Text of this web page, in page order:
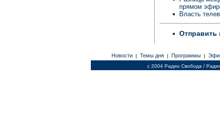
прямом
Власть
Отправить
Новости | Темы дня | Программы |
c 2004 Радио Свобода /